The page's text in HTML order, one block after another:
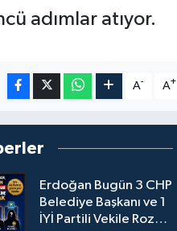
adımlar atıyor.
A- A+
Erdoğan Bugün 3 CHP
Belediye Başkanı ve 1
İYİ Partili Vekile Rozet